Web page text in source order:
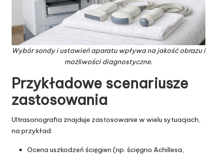
Wybór sondy i ustawień aparatu wpływa na jakość obrazu i
możliwości diagnostyczne.
Przykładowe scenariusze
zastosowania
Ultrasonografia znajduje zastosowanie w wielu sytuacjach,
na przykład:
Ocena uszkodzeń ścięgien (np. ścięgno Achillesa,